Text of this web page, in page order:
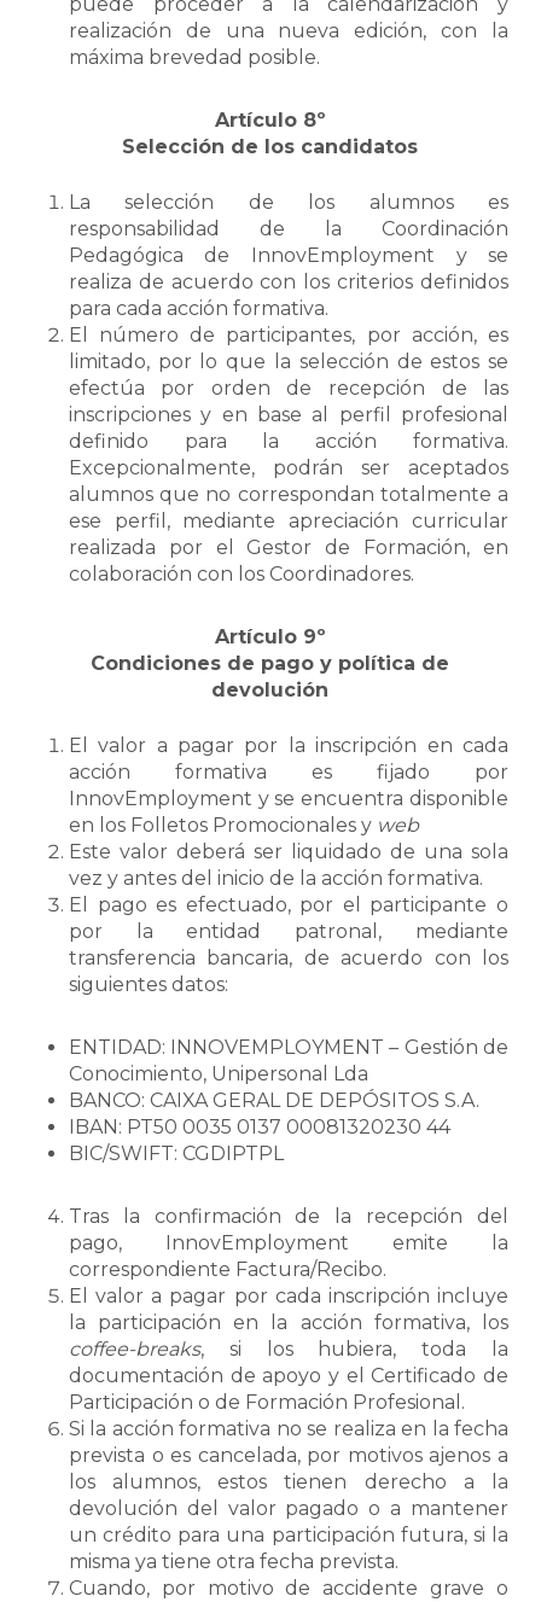
puede proceder a la calendarización y
realización de una nueva edición, con la
máxima brevedad posible.
Artículo 8º
Selección de los candidatos
La selección de los alumnos es
responsabilidad de la Coordinación
Pedagógica de InnovEmployment y se
realiza de acuerdo con los criterios definidos
para cada acción formativa.
El número de participantes, por acción, es
limitado, por lo que la selección de estos se
efectúa por orden de recepción de las
inscripciones y en base al perfil profesional
definido para la acción formativa.
Excepcionalmente, podrán ser aceptados
alumnos que no correspondan totalmente a
ese perfil, mediante apreciación curricular
realizada por el Gestor de Formación, en
colaboración con los Coordinadores.
Artículo 9º
Condiciones de pago y política de
devolución
El valor a pagar por la inscripción en cada
acción formativa es fijado por
InnovEmployment y se encuentra disponible
en los Folletos Promocionales y web
Este valor deberá ser liquidado de una sola
vez y antes del inicio de la acción formativa.
El pago es efectuado, por el participante o
por la entidad patronal, mediante
transferencia bancaria, de acuerdo con los
siguientes datos:
ENTIDAD: INNOVEMPLOYMENT – Gestión de
Conocimiento, Unipersonal Lda
BANCO: CAIXA GERAL DE DEPÓSITOS S.A.
IBAN: PT50 0035 0137 00081320230 44
BIC/SWIFT: CGDIPTPL
Tras la confirmación de la recepción del
pago, InnovEmployment emite la
correspondiente Factura/Recibo.
El valor a pagar por cada inscripción incluye
la participación en la acción formativa, los
coffee-breaks, si los hubiera, toda la
documentación de apoyo y el Certificado de
Participación o de Formación Profesional.
Si la acción formativa no se realiza en la fecha
prevista o es cancelada, por motivos ajenos a
los alumnos, estos tienen derecho a la
devolución del valor pagado o a mantener
un crédito para una participación futura, si la
misma ya tiene otra fecha prevista.
Cuando, por motivo de accidente grave o